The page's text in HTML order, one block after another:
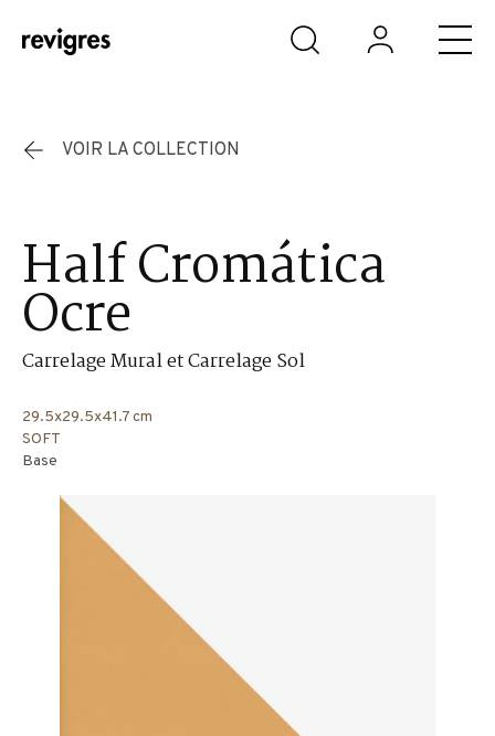
Aller au contenu principal
VOIR LA COLLECTION
Half Cromática
Ocre
Carrelage Mural et Carrelage Sol
29.5x29.5x41.7 cm
SOFT
Base